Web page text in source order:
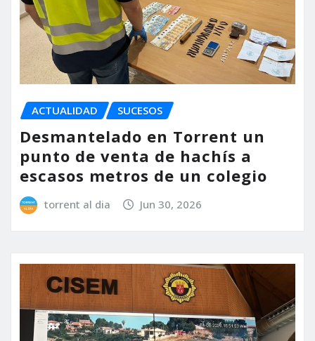
ACTUALIDAD SUCESOS
Desmantelado en Torrent un
punto de venta de hachís a
escasos metros de un colegio
torrent al dia Jun 30, 2026